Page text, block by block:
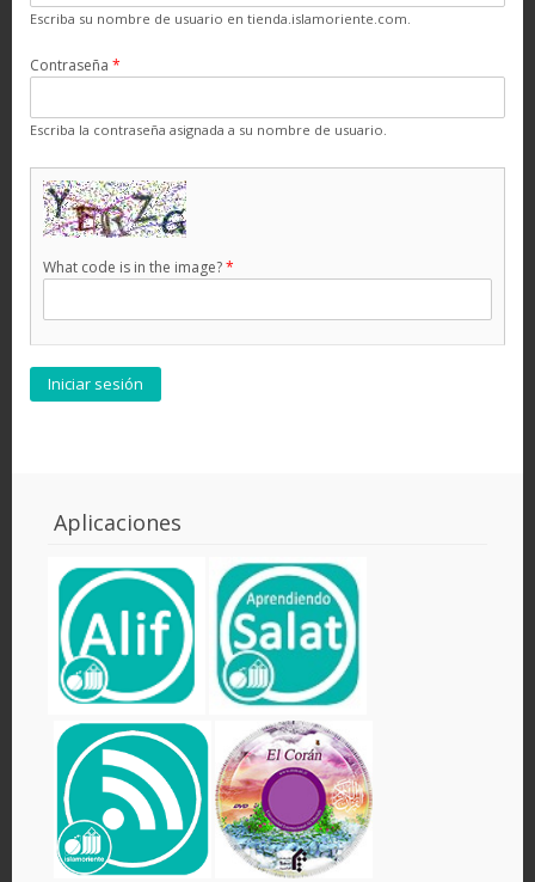
Escriba su nombre de usuario en tienda.islamoriente.com.
Contraseña *
Escriba la contraseña asignada a su nombre de usuario.
What code is in the image?*
Aplicaciones